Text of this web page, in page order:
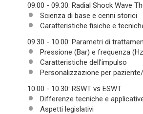
09.00 - 09.30: Radial Shock Wave
Scienza di base e cenni storici
Caratteristiche fisiche e
09.30 - 10.00: Parametri di
Pressione (Bar) e frequenza
Caratteristiche dell'impulso
Personalizzazione per
10.00 - 10.30: RSWT vs ESWT
Differenze tecniche e
Aspetti legislativi